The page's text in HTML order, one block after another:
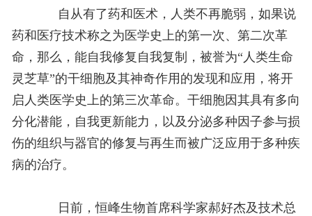
自从有了药和医术，人类不再脆弱，如果说
药和医疗技术称之为医学史上的第一次、第二次革
命，那么，能自我修复自我复制，被誉为“人类生命
灵芝草”的干细胞及其神奇作用的发现和应用，将开
启人类医学史上的第三次革命。干细胞因其具有多向
分化潜能，自我更新能力，以及分泌多种因子参与损
伤的组织与器官的修复与再生而被广泛应用于多种疾
病的治疗。
日前，恒峰生物首席科学家郝好杰及技术总